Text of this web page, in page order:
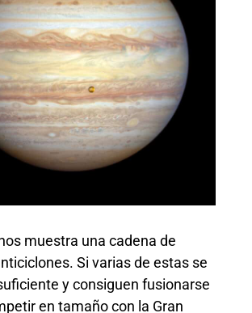
muestra una cadena de
Si varias de estas se
y consiguen fusionarse
en tamaño con la Gran